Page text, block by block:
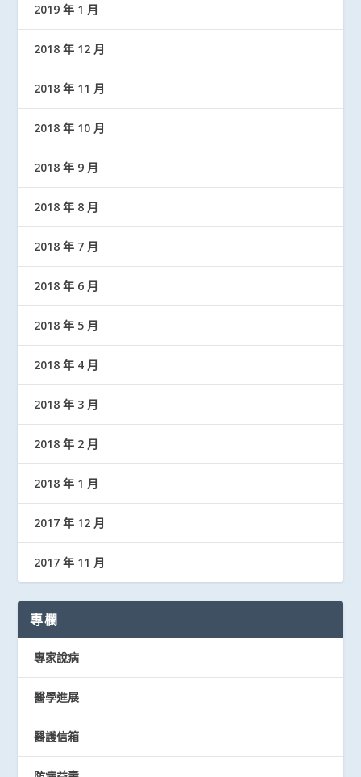
2019 年 1 月
2018 年 12 月
2018 年 11 月
2018 年 10 月
2018 年 9 月
2018 年 8 月
2018 年 7 月
2018 年 6 月
2018 年 5 月
2018 年 4 月
2018 年 3 月
2018 年 2 月
2018 年 1 月
2017 年 12 月
2017 年 11 月
專欄
專家說病
醫學進展
醫護信箱